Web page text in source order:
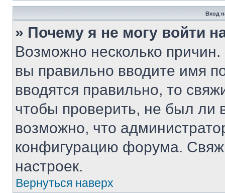
Вход
» Почему я не могу войти
Возможно несколько
вы правильно вводите имя
вводятся правильно, то
чтобы проверить, не был ли
возможно, что
конфигурацию форума.
настроек.
Вернуться наверх